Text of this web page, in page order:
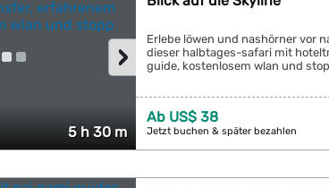
5 h 30 m
›
Erlebe löwen und nashörner vor
dieser halbtages-safari mit
guide, kostenlosem wlan und
Ab US$ 38
Jetzt buchen & später bezahlen